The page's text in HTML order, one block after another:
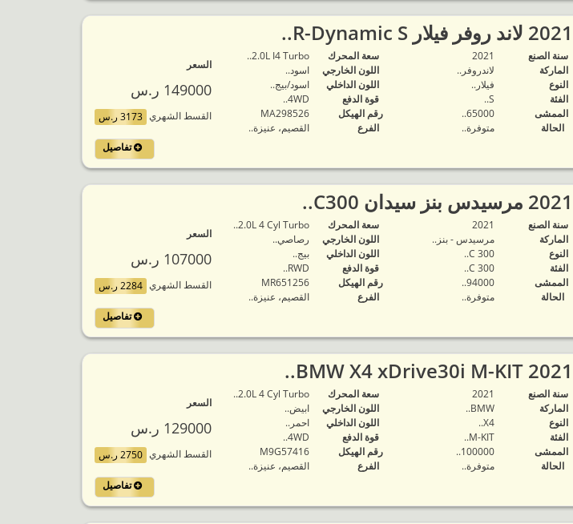
2021 لاند روفر فيلار R-Dynamic S..
سنة الصنع
2021
الماركة
لاندروفر..
النوع
فيلار..
الفئة
S..
الممشى
65000..
الحالة
متوفرة‬..
‬سعة المحرك
2.0L I4 Turbo..
اللون الخارجي
اسود..
اللون الداخلي
اسود/بيج..
قوة الدفع
4WD..
رقم الهيكل
MA298526
الفرع
القصيم، عنيزة..
السعر
149000 ر.س
القسط الشهري 3173 ر.س
تفاصيل
2021 مرسيدس بنز سيدان C300..
سنة الصنع
2021
الماركة
مرسيدس - بنز..
النوع
C 300..
الفئة
C 300..
الممشى
94000..
الحالة
متوفرة‬..
‬سعة المحرك
2.0L 4 Cyl Turbo..
اللون الخارجي
رصاصي..
اللون الداخلي
بيج..
قوة الدفع
RWD..
رقم الهيكل
MR651256
الفرع
القصيم، عنيزة..
السعر
107000 ر.س
القسط الشهري 2284 ر.س
تفاصيل
2021 BMW X4 xDrive30i M-KIT..
سنة الصنع
2021
الماركة
BMW..
النوع
X4..
الفئة
M-KIT..
الممشى
100000..
الحالة
متوفرة‬..
‬سعة المحرك
2.0L 4 Cyl Turbo..
اللون الخارجي
ابيض..
اللون الداخلي
احمر..
قوة الدفع
4WD..
رقم الهيكل
M9G57416
الفرع
القصيم، عنيزة..
السعر
129000 ر.س
القسط الشهري 2750 ر.س
تفاصيل